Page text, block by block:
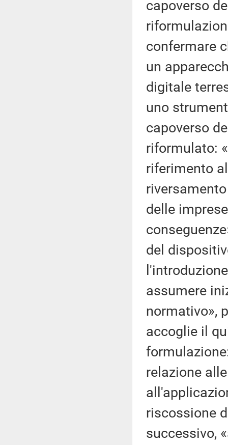
capoverso
confermare
un
digitale
uno
capoverso
riformulato:
riferimento
delle
del
assumere
normativo»,
accoglie il
relazione
riscossione
successivo,